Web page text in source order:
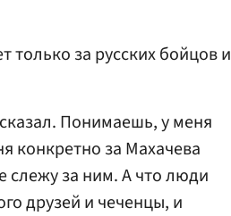
только за русских бойцов и
Понимаешь, у меня
конкретно за Махачева
слежу за ним. А что люди
друзей и чеченцы, и